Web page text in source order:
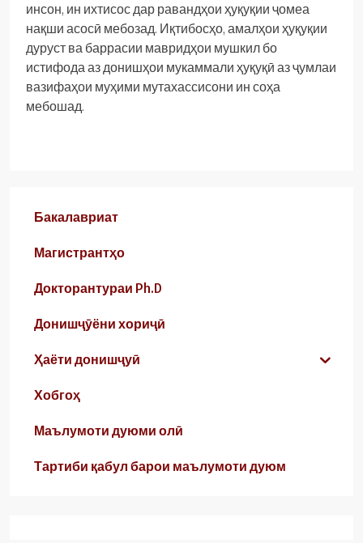
инсон, ин ихтисос дар равандҳои ҳуқуқии ҷомеа
нақши асосӣ мебозад. Иқтибосҳо, амалҳои ҳуқуқии
дуруст ва баррасии мавридҳои мушкил бо
истифода аз донишҳои мукаммали ҳуқуқӣ аз ҷумлаи
вазифаҳои муҳими мутахассисони ин соҳа
мебошад.
Бакалавриат
Магистрантҳо
Докторантураи Ph.D
Донишҷӯёни хориҷӣ
Ҳаёти донишҷуӣ
Хобгоҳ
Маълумоти дуюми олӣ
Тартиби қабул барои маълумоти дуюм